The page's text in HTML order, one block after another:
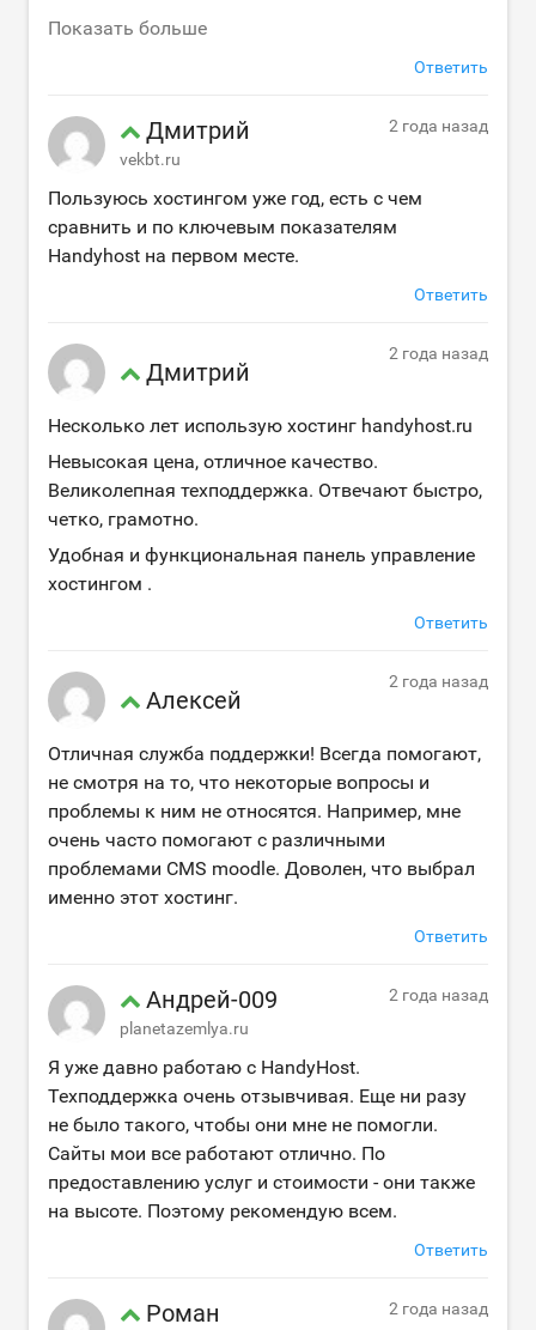
Показать больше
Ответить
Дмитрий
vekbt.ru
2 года назад
Пользуюсь хостингом уже год, есть с чем
сравнить и по ключевым показателям
Handyhost на первом месте.
Ответить
Дмитрий
2 года назад
Несколько лет использую хостинг handyhost.ru
Невысокая цена, отличное качество.
Великолепная техподдержка. Отвечают быстро,
четко, грамотно.
Удобная и функциональная панель управление
хостингом .
Ответить
Алексей
2 года назад
Отличная служба поддержки! Всегда помогают,
не смотря на то, что некоторые вопросы и
проблемы к ним не относятся. Например, мне
очень часто помогают с различными
проблемами CMS moodle. Доволен, что выбрал
именно этот хостинг.
Ответить
Андрей-009
planetazemlya.ru
2 года назад
Я уже давно работаю с HandyHost.
Техподдержка очень отзывчивая. Еще ни разу
не было такого, чтобы они мне не помогли.
Сайты мои все работают отлично. По
предоставлению услуг и стоимости - они также
на высоте. Поэтому рекомендую всем.
Ответить
Роман 2 года назад